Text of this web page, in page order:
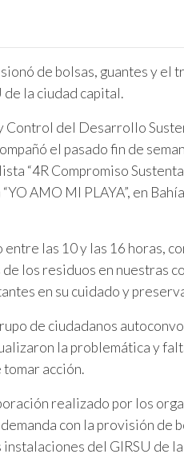
de bolsas, guantes y el
de la ciudad capital.
Control del Desarrollo
el pasado fin de
“4R Compromiso
AMO MI PLAYA”, en
entre las 10 y las 16 horas,
los residuos en nuestras
en su cuidado y
de ciudadanos
la problemática y
acción.
realizado por los
con la provisión de
del GIRSU de